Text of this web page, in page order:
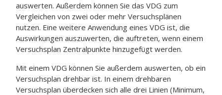
auswerten. Außerdem können Sie das VDG zum
Vergleichen von zwei oder mehr Versuchsplänen
nutzen. Eine weitere Anwendung eines VDG ist, die
Auswirkungen auszuwerten, die auftreten, wenn einem
Versuchsplan Zentralpunkte hinzugefügt werden.
Mit einem VDG können Sie außerdem auswerten, ob ein
Versuchsplan drehbar ist. In einem drehbaren
Versuchsplan überdecken sich alle drei Linien (Minimum,